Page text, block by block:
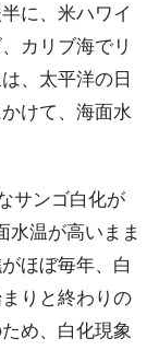
に、米ハワイ
カリブ海でリ
、太平洋の日
けて、海面水
サンゴ白化が
温が高いまま
ほぼ毎年、白
りと終わりの
め、白化現象